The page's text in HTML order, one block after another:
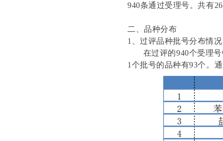
940条通过受理号。共有
二、品种分布
1、过评品种批号分布情况
在过评的940个受理号
1个批号的品种有93个。